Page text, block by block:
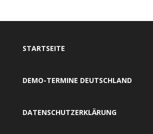
STARTSEITE
DEMO-TERMINE DEUTSCHLAND
DATENSCHUTZERKLÄRUNG